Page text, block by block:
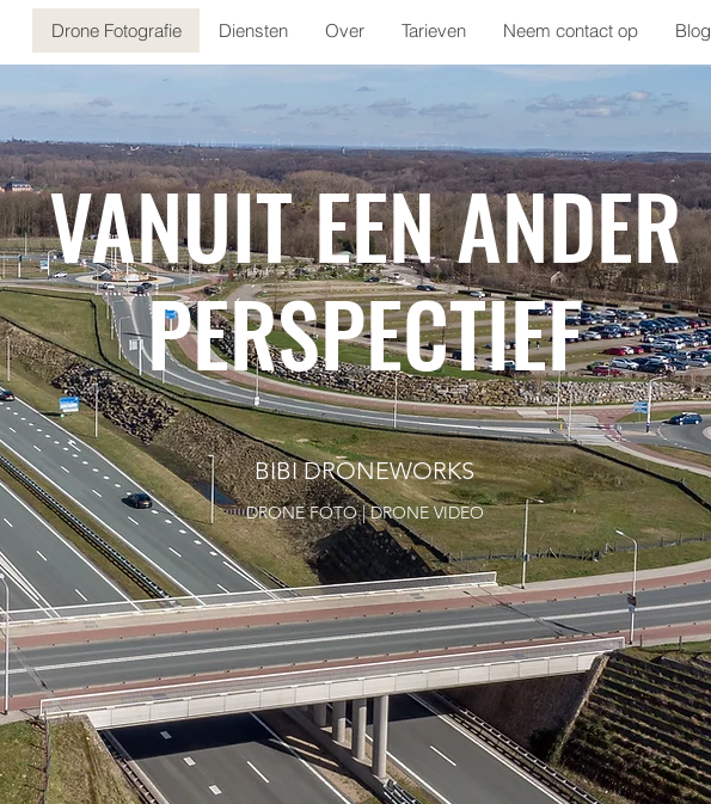
Drone Fotografie Diensten Over Tarieven Neem contact op Blog
VANUIT EEN ANDER
PERSPECTIEF
BIBI DRONEWORKS
DRONE FOTO | DRONE VIDEO